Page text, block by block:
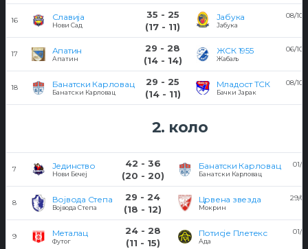
16 Славија
Нови Сад
35 - 25
(17 - 11)
Јабука
Јабука
08/10/
17 Апатин
Апатин
29 - 28
(14 - 14)
ЖСК 1955
Жабаљ
06/10/
18 Банатски Карловац
Банатски Карловац
29 - 25
(14 - 11)
Младост ТСК
Бачки Јарак
08/10/
2. коло
7 Јединство
Нови Бечеј
42 - 36
(20 - 20)
Банатски Карловац
Банатски Карловац
01/
8 Војвода Степа
Војвода Степа
29 - 24
(18 - 12)
Црвена звезда
Мокрин
29/
9 Металац
Футог
24 - 28
(11 - 15)
Потисје Плетекс
Ада
01/